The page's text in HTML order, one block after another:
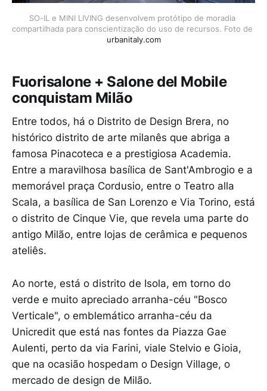
SO-IL e MINI LIVING desenvolvem protótipo de moradia
urbanitaly.com
Fuorisalone + Salone del Mobile
conquistam Milão
Entre todos, há o Distrito de Design Brera, no
histórico distrito de arte milanês que abriga a
famosa Pinacoteca e a prestigiosa Academia.
Entre a maravilhosa basílica de Sant'Ambrogio e a
memorável praça Cordusio, entre o Teatro alla
Scala, a basílica de San Lorenzo e Via Torino, está
o distrito de Cinque Vie, que revela uma parte do
antigo Milão, entre lojas de cerâmica e pequenos
ateliês.
Ao norte, está o distrito de Isola, em torno do
verde e muito apreciado arranha-céu "Bosco
Verticale", o emblemático arranha-céu da
Unicredit que está nas fontes da Piazza Gae
Aulenti, perto da via Farini, viale Stelvio e Gioia,
que na ocasião hospedam o Design Village, o
mercado de design de Milão.